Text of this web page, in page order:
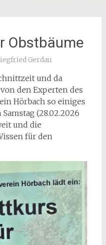
Obstbäume
Gerdau
und da
den Experten des
Hörbach so einiges
(28.02.2026
und die
für den